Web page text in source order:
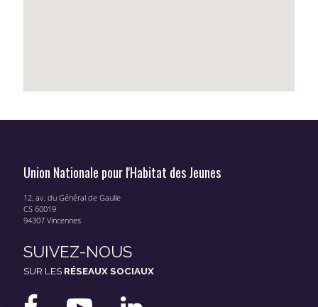
Union Nationale pour l'Habitat des Jeunes
12, av. du Général de Gaulle
CS 60019
94307 Vincennes
SUIVEZ-NOUS
SUR LES RÉSEAUX SOCIAUX